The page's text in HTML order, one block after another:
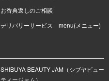
お香典返しのご相談
デリバリーサービス menu(メニュー)
SHIBUYA BEAUTY JAM（シブヤビュー